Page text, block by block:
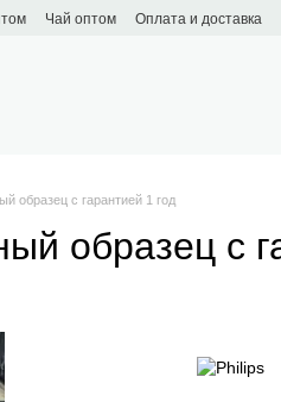
Чай оптом Оплата и доставка
образец с гарантией 1 год
образец с